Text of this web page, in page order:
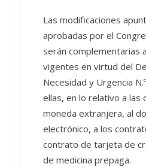
Las modificaciones
aprobadas por el
serán complementarias
vigentes en virtud del
Necesidad y Urgencia
ellas, en lo relativo a las
moneda extranjera, al
electrónico, a los
contrato de tarjeta de
de medicina prepaga.